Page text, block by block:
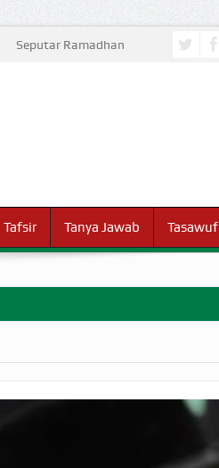
Seputar Ramadhan
Tafsir Tanya Jawab Tasawuf